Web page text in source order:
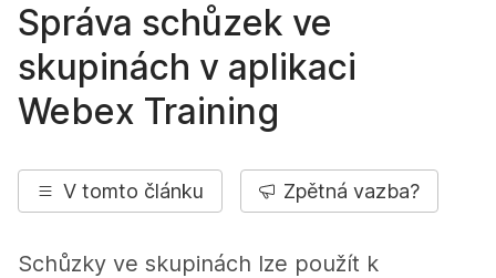
Správa schůzek ve
skupinách v aplikaci
Webex Training
V tomto článku Zpětná vazba?
Schůzky ve skupinách lze použít k